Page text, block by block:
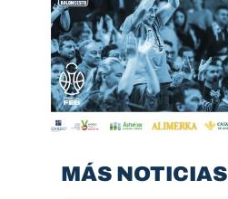
MÁS NOTICIAS